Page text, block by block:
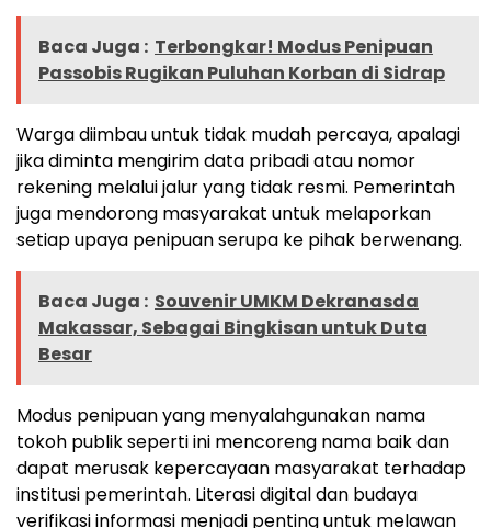
Baca Juga : Terbongkar! Modus Penipuan
Passobis Rugikan Puluhan Korban di Sidrap
Warga diimbau untuk tidak mudah percaya, apalagi
jika diminta mengirim data pribadi atau nomor
rekening melalui jalur yang tidak resmi. Pemerintah
juga mendorong masyarakat untuk melaporkan
setiap upaya penipuan serupa ke pihak berwenang.
Baca Juga : Souvenir UMKM Dekranasda
Makassar, Sebagai Bingkisan untuk Duta
Besar
Modus penipuan yang menyalahgunakan nama
tokoh publik seperti ini mencoreng nama baik dan
dapat merusak kepercayaan masyarakat terhadap
institusi pemerintah. Literasi digital dan budaya
verifikasi informasi menjadi penting untuk melawan